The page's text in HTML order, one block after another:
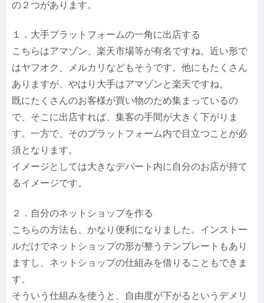
の２つがあります。
１．大手プラットフォームの一角に出店する
こちらはアマゾン、楽天市場等が有名ですね。近い形で
はヤフオク、メルカリなどもそうです。他にもたくさん
ありますが、やはり大手はアマゾンと楽天ですね。
既にたくさんのお客様が買い物のため集まっているの
で、そこに出店すれば、集客の手間が大きく下がりま
す。一方で、そのプラットフォーム内で目立つことが必
須となります。
イメージとしては大きなデパート内に自分のお店が持て
るイメージです。
２．自分のネットショップを作る
こちらの方法も、かなり便利になりました。インストー
ルだけでネットショップの形が整うテンプレートもあり
ますし、ネットショップの仕組みを借りることもできま
す。
そういう仕組みを使うと、自由度が下がるというデメリ